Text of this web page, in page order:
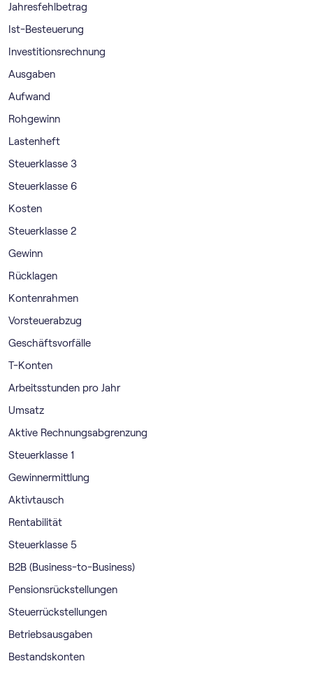
Jahresfehlbetrag
Ist-Besteuerung
Investitionsrechnung
Ausgaben
Aufwand
Rohgewinn
Lastenheft
Steuerklasse 3
Steuerklasse 6
Kosten
Steuerklasse 2
Gewinn
Rücklagen
Kontenrahmen
Vorsteuerabzug
Geschäftsvorfälle
T-Konten
Arbeitsstunden pro Jahr
Umsatz
Aktive Rechnungsabgrenzung
Steuerklasse 1
Gewinnermittlung
Aktivtausch
Rentabilität
Steuerklasse 5
B2B (Business-to-Business)
Pensionsrückstellungen
Steuerrückstellungen
Betriebsausgaben
Bestandskonten